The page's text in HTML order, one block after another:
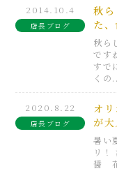
2014.10.4
店長ブログ
秋
た、
秋ら
です
すで
くの
2020.8.22
店長ブログ
オ
が大
暑い
リ
醤